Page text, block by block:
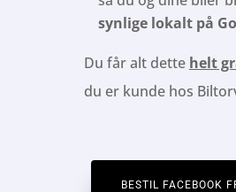
synlige lokalt på
Du får alt dette helt
du er kunde hos
BESTIL FACEBOOK